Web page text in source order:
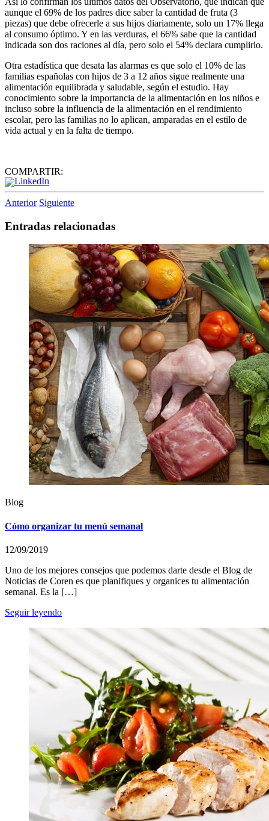
aunque el 69% de los padres dice saber la cantidad de fruta (3
piezas) que debe ofrecerle a sus hijos diariamente, solo un 17% llega
al consumo óptimo. Y en las verduras, el 66% sabe que la cantidad
indicada son dos raciones al día, pero solo el 54% declara cumplirlo.
Otra estadística que desata las alarmas es que solo el 10% de las
familias españolas con hijos de 3 a 12 años sigue realmente una
alimentación equilibrada y saludable, según el estudio. Hay
conocimiento sobre la importancia de la alimentación en los niños e
incluso sobre la influencia de la alimentación en el rendimiento
escolar, pero las familias no lo aplican, amparadas en el estilo de
vida actual y en la falta de tiempo.
COMPARTIR:
Anterior Siguiente
Entradas relacionadas
Blog
Cómo organizar tu menú semanal
12/09/2019
Uno de los mejores consejos que podemos darte desde el Blog de
Noticias de Coren es que planifiques y organices tu alimentación
semanal. Es la […]
Seguir leyendo